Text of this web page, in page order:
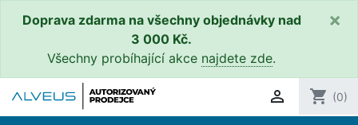
Doprava zdarma na všechny objednávky nad
3 000 Kč.
Všechny probíhající akce najdete zde.
×
 shopping_cart (0)